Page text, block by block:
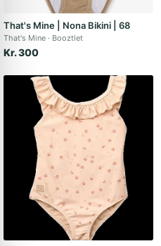
That's Mine | Nona Bikini | 68
That's Mine Booztlet
Kr. 300